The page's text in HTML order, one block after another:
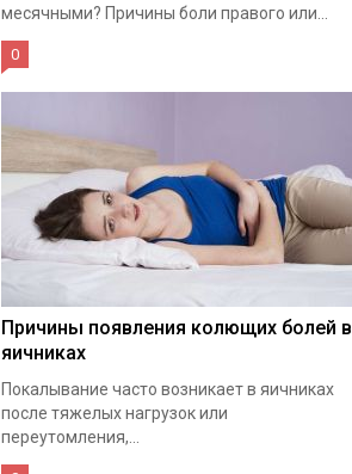
месячными? Причины боли правого или...
0
Причины появления колющих болей в
яичниках
Покалывание часто возникает в яичниках
после тяжелых нагрузок или
переутомления,...